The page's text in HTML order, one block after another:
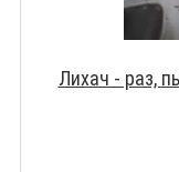
Лихач - раз,